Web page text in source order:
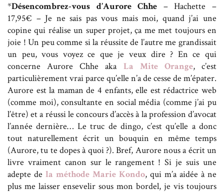
*Désencombrez-vous d’Aurore Chhe – Hachette –
17,95€ – Je ne sais pas vous mais moi, quand j’ai une
copine qui réalise un super projet, ça me met toujours en
joie ! Un peu comme si la réussite de l’autre me grandissait
un peu, vous voyez ce que je veux dire ? En ce qui
concerne Aurore Chhe aka La Mite Orange, c’est
particulièrement vrai parce qu’elle n’a de cesse de m’épater.
Aurore est la maman de 4 enfants, elle est rédactrice web
(comme moi), consultante en social média (comme j’ai pu
l’être) et a réussi le concours d’accès à la profession d’avocat
l’année dernière… Le truc de dingo, c’est qu’elle a donc
tout naturellement écrit un bouquin en même temps
(Aurore, tu te dopes à quoi ?). Bref, Aurore nous a écrit un
livre vraiment canon sur le rangement ! Si je suis une
adepte de la méthode Marie Kondo, qui m’a aidée à ne
plus me laisser ensevelir sous mon bordel, je vis toujours